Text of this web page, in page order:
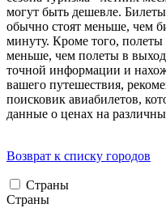
могут быть дешевле.
обычно стоят меньше, чем
минуту. Кроме того, полеты
меньше, чем полеты в
точной информации и
вашего путешествия,
поисковик авиабилетов,
данные о ценах на
Возврат к списку городов
Страны
Страны